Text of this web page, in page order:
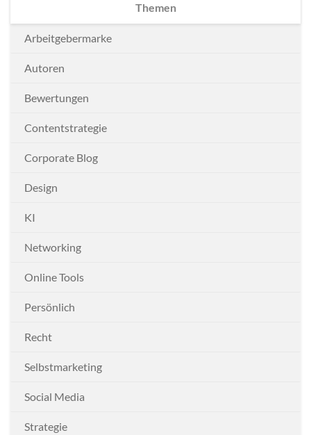
Themen
Arbeitgebermarke
Autoren
Bewertungen
Contentstrategie
Corporate Blog
Design
KI
Networking
Online Tools
Persönlich
Recht
Selbstmarketing
Social Media
Strategie